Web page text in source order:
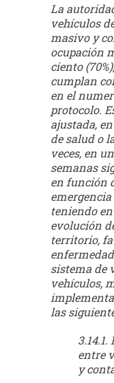
La
vehículos
masivo y
ocupación
ciento
cumplan
en el
protocolo.
ajustada,
de salud o
veces, en
semanas
en función
teniendo
evolución
territorio,
sistema de
vehículos,
las
entre
y